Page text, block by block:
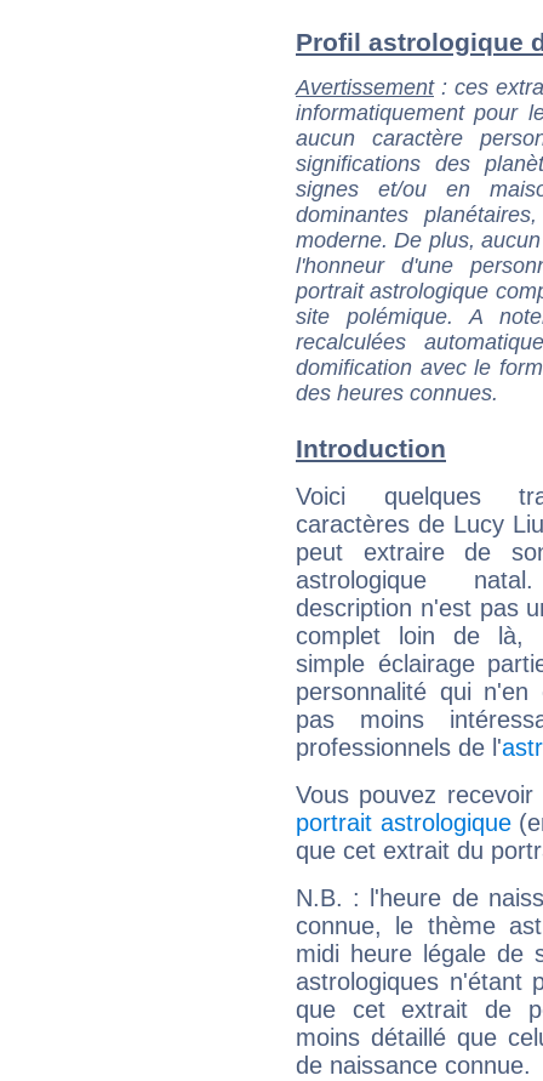
Profil astrologique
Avertissement: ces
informatiquement pour
aucun caractère
significations des
signes et/ou en
dominantes
moderne. De plus,
l'honneur d'une
portrait astrologique
site polémique. A
recalculées
domification avec le
des heures connues.
Introduction
Voici quelques
caractères de Lucy
peut extraire de
astrologique
description n'est pas
complet loin de là,
simple éclairage
personnalité qui n'en
pas moins
professionnels de l'
Vous pouvez
portrait astrologique
que cet extrait du
N.B. : l'heure de
connue, le thème
midi heure légale de
astrologiques n'étant
que cet extrait de
moins détaillé que
de naissance connue.